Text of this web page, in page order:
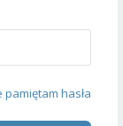
pamiętam hasła